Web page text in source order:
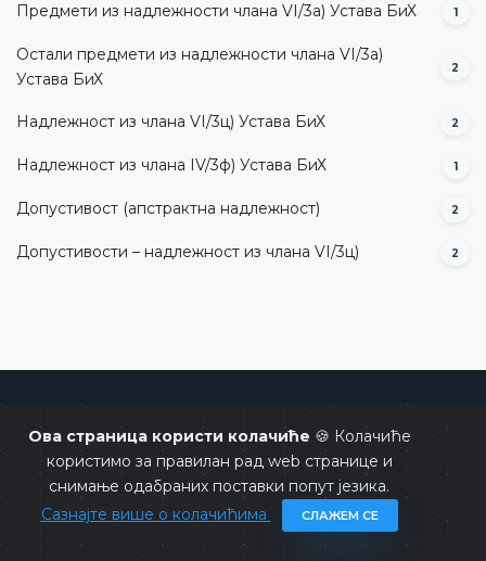
Ова страница користи колачиће 🍪 Колачиће
користимо за правилан рад web странице и
снимање одабраних поставки попут језика.
Сазнајте више о колачићима
СЛАЖЕМ СЕ
Предмети из надлежности члана VI/3а) Устава БиХ 1
Остали предмети из надлежности члана VI/3а)
Устава БиХ
2
Надлежност из члана VI/3ц) Устава БиХ 2
Надлежност из члана IV/3ф) Устава БиХ 1
Допустивост (aпстрактна надлежност) 2
Допустивости – надлежност из члана VI/3ц) 2
Copyrights @ 2026Уставни суд БиХСва права задржана.